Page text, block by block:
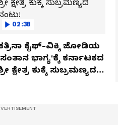
02:38
ಕೈಫ್-ವಿಕ್ಕಿ ಜೋಡಿಯ
ಭಾಗ್ಯ'ಕ್ಕೆ ಕರ್ನಾಟಕದ
ಕ್ಷೇತ್ರ ಕುಕ್ಕೆ ಸುಬ್ರಮಣ್ಯದ